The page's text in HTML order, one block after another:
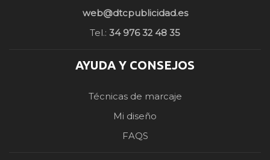
web@dtcpublicidad.es
Tel.: 34 976 32 48 35
AYUDA Y CONSEJOS
Técnicas de marcaje
Mi diseño
FAQS